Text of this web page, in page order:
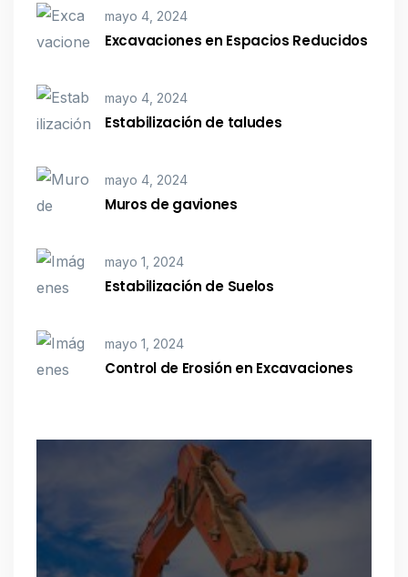
mayo 4, 2024
Excavaciones en Espacios Reducidos
mayo 4, 2024
Estabilización de taludes
mayo 4, 2024
Muros de gaviones
mayo 1, 2024
Estabilización de Suelos
mayo 1, 2024
Control de Erosión en Excavaciones